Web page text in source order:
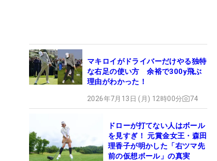
マキロイがドライバーだけやる独特
な右足の使い方 余裕で300y飛ぶ
理由がわかった！
2026年7月13日 (月) 12時00分 74
ドローが打てない人はボール
を見すぎ！ 元賞金女王・森田
理香子が明かした「右ツマ先
前の仮想ボール」の真実